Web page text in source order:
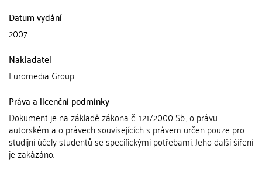
Datum vydání
2007
Nakladatel
Euromedia Group
Práva a licenční podmínky
Dokument je na základě zákona č. 121/2000 Sb., o právu
autorském a o právech souvisejících s právem určen pouze pro
studijní účely studentů se specifickými potřebami. Jeho další šíření
je zakázáno.